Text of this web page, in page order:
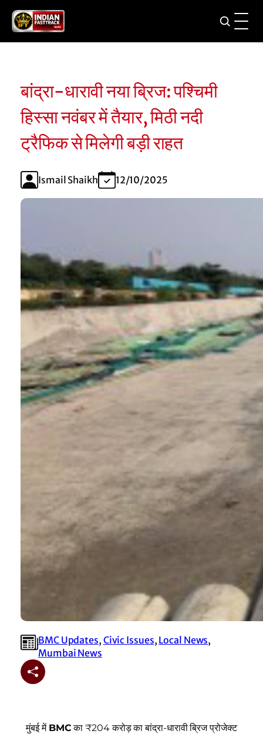
बांद्रा-धारावी नया ब्रिज: पश्चिमी
हिस्सा नवंबर में तैयार, मिठी नदी
ट्रैफिक से मिलेगी बड़ी राहत
Ismail Shaikh 12/10/2025
BMC Updates, Civic Issues, Local News
Mumbai News
मुंबई में BMCका ₹204 करोड़ का बांद्रा-धारावी ब्रिज प्रोजेक्ट